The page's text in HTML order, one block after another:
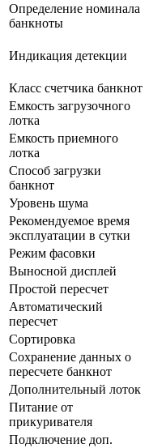
Определение номинала
банкноты
Индикация детекции
Класс счетчика банкнот
Емкость загрузочного
лотка
Емкость приемного
лотка
Способ загрузки
банкнот
Уровень шума
Рекомендуемое время
эксплуатации в сутки
Режим фасовки
Выносной дисплей
Простой пересчет
Автоматический
пересчет
Сортировка
Сохранение данных о
пересчете банкнот
Дополнительный лоток
Питание от
прикуривателя
Подключение доп.